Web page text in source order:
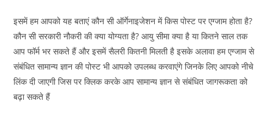
इसमें हम आपको यह बताएं कौन सी ऑर्गेनाइजेशन में किस पोस्‍ट पर एग्जाम होता है?
कौन सी सरकारी नौकरी की क्या योग्यता है? आयु सीमा क्‍या है या कितने साल तक
आप फॉर्म भर सकते हैं और इसमें सैलरी कितनी मिलती है इसके अलावा हम एग्जाम से
संबंधित सामान्य ज्ञान की पोस्ट भी आपको उपलब्ध करवाएंगे जिनके लिए आपको नीचे
लिंक दी जाएगी जिस पर क्लिक करके आप सामान्य ज्ञान से संबंधित जागरूकता को
बढ़ा सकते हैं